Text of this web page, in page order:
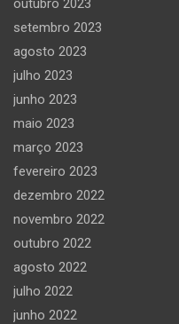
outubro 2023
setembro 2023
agosto 2023
julho 2023
junho 2023
maio 2023
março 2023
fevereiro 2023
dezembro 2022
novembro 2022
outubro 2022
agosto 2022
julho 2022
junho 2022